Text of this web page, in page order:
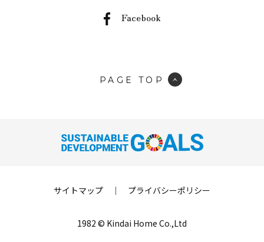
Facebook
PAGE TOP
サイトマップ ｜ プライバシーポリシー
1982 © Kindai Home Co.,Ltd